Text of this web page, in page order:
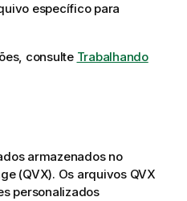
específico para
consulte Trabalhando
armazenados no
(QVX). Os arquivos QVX
personalizados